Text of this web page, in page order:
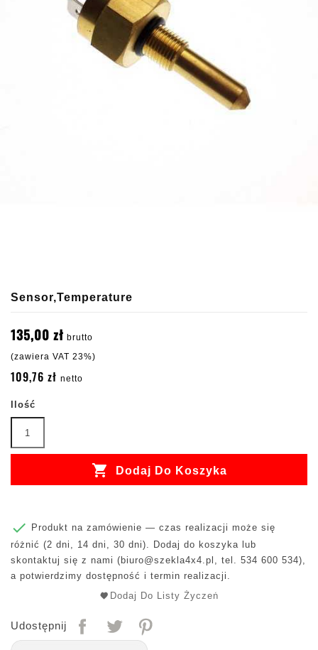
Sensor,Temperature
135,00 zł brutto
(zawiera VAT 23%)
109,76 zł netto
Ilość
 Dodaj Do Koszyka

Produkt na zamówienie — czas realizacji może się
różnić (2 dni, 14 dni, 30 dni). Dodaj do koszyka lub
skontaktuj się z nami ( biuro@szekla4x4.pl , tel. 534 600 534),
a potwierdzimy dostępność i termin realizacji.
Dodaj Do Listy Życzeń
Udostępnij